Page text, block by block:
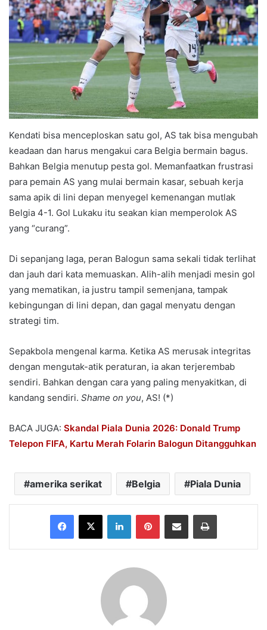
Kendati bisa menceploskan satu gol, AS tak bisa mengubah
keadaan dan harus mengakui cara Belgia bermain bagus.
Bahkan Belgia menutup pesta gol. Memanfaatkan frustrasi
para pemain AS yang mulai bermain kasar, sebuah kerja
sama apik di lini depan menyegel kemenangan mutlak
Belgia 4-1. Gol Lukaku itu seakan kian memperolok AS
yang “curang”.
Di sepanjang laga, peran Balogun sama sekali tidak terlihat
dan jauh dari kata memuaskan. Alih-alih menjadi mesin gol
yang mematikan, ia justru tampil semenjana, tampak
kebingungan di lini depan, dan gagal menyatu dengan
strategi tim.
Sepakbola mengenal karma. Ketika AS merusak integritas
dengan mengutak-atik peraturan, ia akan terjerembab
sendiri. Bahkan dengan cara yang paling menyakitkan, di
kandang sendiri. Shame on you, AS! (*)
BACA JUGA: Skandal Piala Dunia 2026: Donald Trump
Telepon FIFA, Kartu Merah Folarin Balogun Ditangguhkan
amerika serikat Belgia Piala Dunia
Facebook
X LinkedInPinterestShare via Email Print